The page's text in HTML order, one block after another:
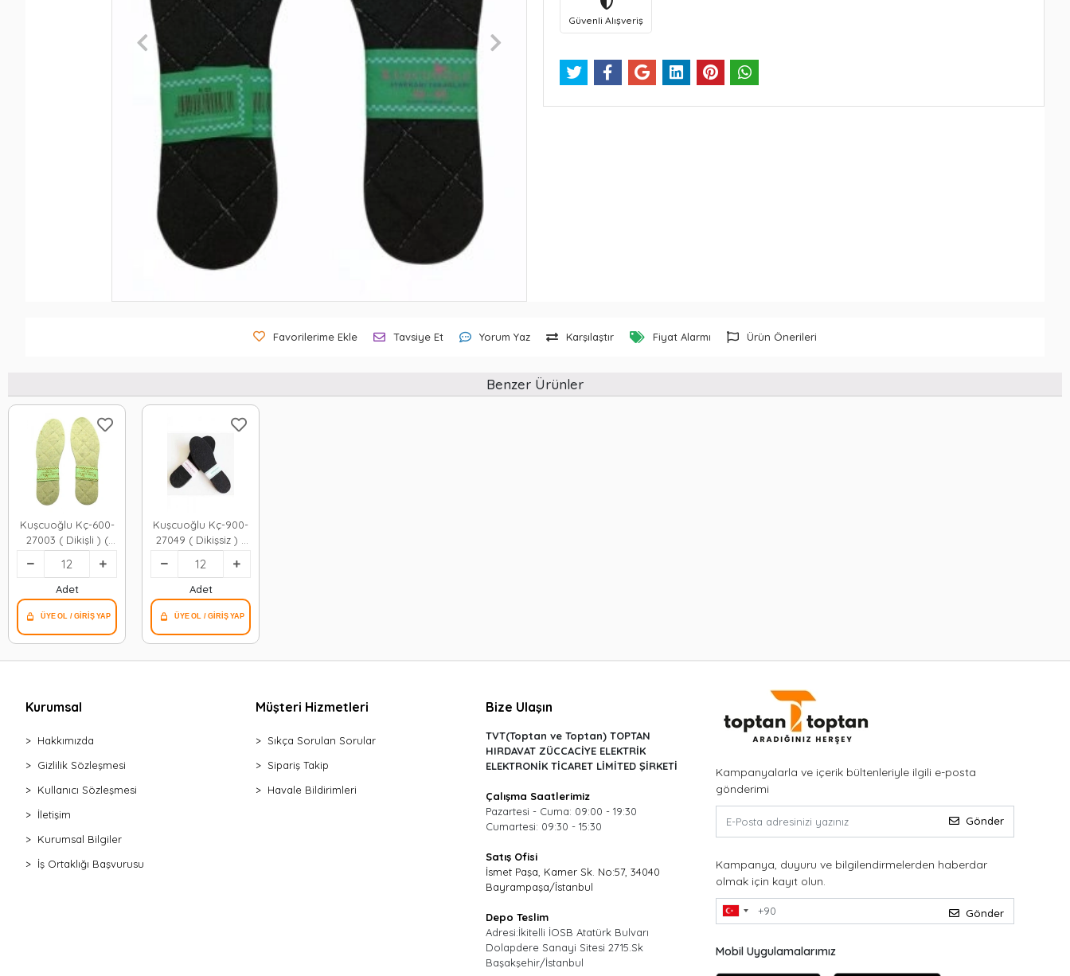
Güvenli Alışveriş
Favorilerime Ekle Tavsiye Et Yorum Yaz Karşılaştır Fiyat Alarmı Ürün Önerileri
Benzer Ürünler
Kuşcuoğlu Kç-600-
27003 ( Dikişli ) (
Beyaz & Erkek ) (
Yün ) Ayakkabı
Keçesi ( 41-42-- 43-
44)*12x72
Adet
Kuşcuoğlu Kç-900-
27049 ( Dikişsiz ) (
Patiklik & Delikli ) (
Siyah & Bayan ) (
Yün ) Ayakkabı
Keçesi*12x70
Adet
Kurumsal
Hakkımızda
Gizlilik Sözleşmesi
Kullanıcı Sözleşmesi
İletişim
Kurumsal Bilgiler
İş Ortaklığı Başvurusu
Müşteri Hizmetleri
Sıkça Sorulan Sorular
Sipariş Takip
Havale Bildirimleri
Bize Ulaşın
TVT(Toptan ve Toptan) TOPTAN
HIRDAVAT ZÜCCACİYE ELEKTRİK
ELEKTRONİK TİCARET LİMİTED ŞİRKETİ
Çalışma Saatlerimiz
Pazartesi - Cuma: 09:00 - 19:30
Cumartesi: 09:30 - 15:30
Satış Ofisi
İsmet Paşa, Kamer Sk. No:57, 34040
Bayrampaşa/İstanbul
Depo Teslim
Adresi:İkitelli İOSB Atatürk Bulvarı
Dolapdere Sanayi Sitesi 2715.Sk
Başakşehir/İstanbul
Kampanyalarla ve içerik bültenleriyle ilgili e-posta
gönderimi
Gönder
Kampanya, duyuru ve bilgilendirmelerden haberdar
olmak için kayıt olun.
Gönder
Mobil Uygulamalarımız